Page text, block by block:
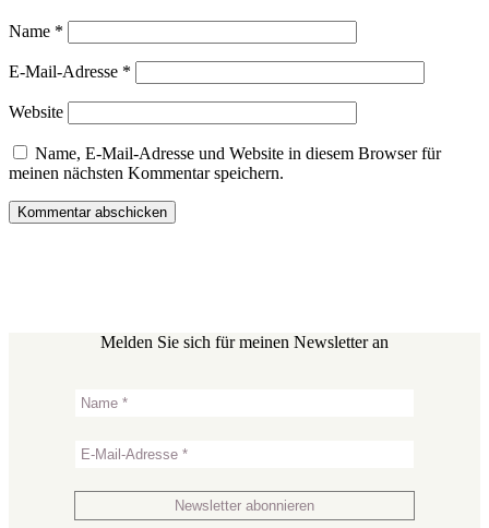
Name *
E-Mail-Adresse *
Website
Name, E-Mail-Adresse und Website in diesem Browser für
meinen nächsten Kommentar speichern.
Melden Sie sich für meinen Newsletter an